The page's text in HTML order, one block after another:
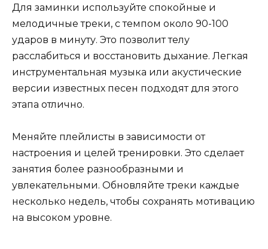
Для заминки используйте спокойные и
мелодичные треки, с темпом около 90-100
ударов в минуту. Это позволит телу
расслабиться и восстановить дыхание. Легкая
инструментальная музыка или акустические
версии известных песен подходят для этого
этапа отлично.
Меняйте плейлисты в зависимости от
настроения и целей тренировки. Это сделает
занятия более разнообразными и
увлекательными. Обновляйте треки каждые
несколько недель, чтобы сохранять мотивацию
на высоком уровне.